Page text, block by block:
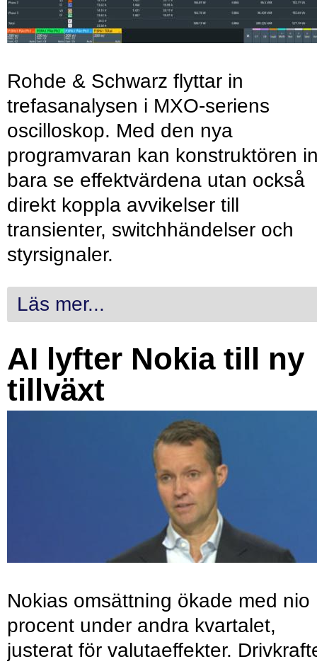
Rohde & Schwarz flyttar in
trefasanalysen i MXO-seriens
oscilloskop. Med den nya
programvaran kan konstruktören
bara se effektvärdena utan också
direkt koppla avvikelser till
transienter, switchhändelser och
styrsignaler.
Läs mer...
AI lyfter Nokia till ny
tillväxt
Nokias omsättning ökade med nio
procent under andra kvartalet,
justerat för valutaeffekter.